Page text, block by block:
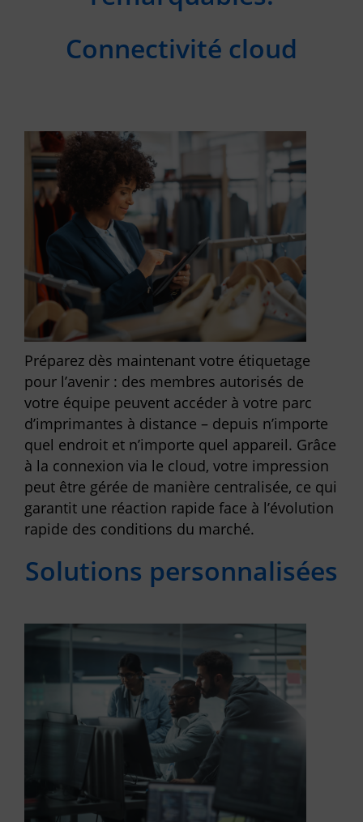
Connectivité cloud
Préparez dès maintenant votre étiquetage
pour l’avenir : des membres autorisés de
votre équipe peuvent accéder à votre parc
d’imprimantes à distance – depuis n’importe
quel endroit et n’importe quel appareil. Grâce
à la connexion via le cloud, votre impression
peut être gérée de manière centralisée, ce qui
garantit une réaction rapide face à l’évolution
rapide des conditions du marché.
Solutions personnalisées